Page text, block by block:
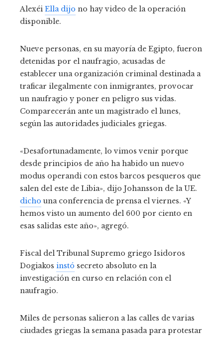
Alexéi Ella dijo no hay video de la operación
disponible.
Nueve personas, en su mayoría de Egipto, fueron
detenidas por el naufragio, acusadas de
establecer una organización criminal destinada a
traficar ilegalmente con inmigrantes, provocar
un naufragio y poner en peligro sus vidas.
Comparecerán ante un magistrado el lunes,
según las autoridades judiciales griegas.
«Desafortunadamente, lo vimos venir porque
desde principios de año ha habido un nuevo
modus operandi con estos barcos pesqueros que
salen del este de Libia», dijo Johansson de la UE.
dicho una conferencia de prensa el viernes. «Y
hemos visto un aumento del 600 por ciento en
esas salidas este año», agregó.
Fiscal del Tribunal Supremo griego Isidoros
Dogiakos instó secreto absoluto en la
investigación en curso en relación con el
naufragio.
Miles de personas salieron a las calles de varias
ciudades griegas la semana pasada para protestar